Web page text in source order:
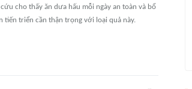
cho thấy ăn dưa hấu mỗi ngày an toàn và bổ
tiến triển cần thận trọng với loại quả này.